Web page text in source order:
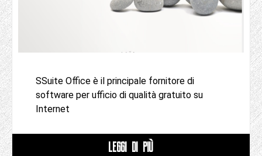
SSuite Office è il principale fornitore di
software per ufficio di qualità gratuito su
Internet
LEGGI DI PIÙ